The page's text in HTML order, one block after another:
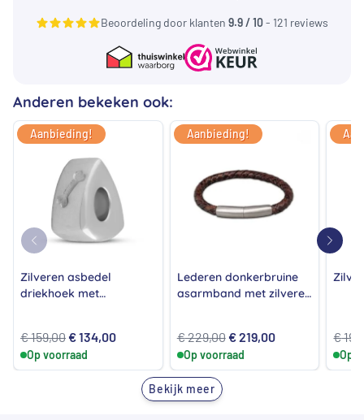
Beoordeling door klanten 9.9 / 10- 121 reviews
Anderen bekeken ook:
Aanbieding!
Zilveren asbedel
driekhoek met
€159,00 Oorspronkelijke
prijs
was:
€134,00Huidige
is:
€ 134,00.
Op voorraad
Aanbieding!
Lederen donkerbruine
asarmband met zilveren
€229,00 Oorspronkelijke
prijs
was:
€219,00Huidige
is:
Op voorraad
€
Op
Bekijk meer